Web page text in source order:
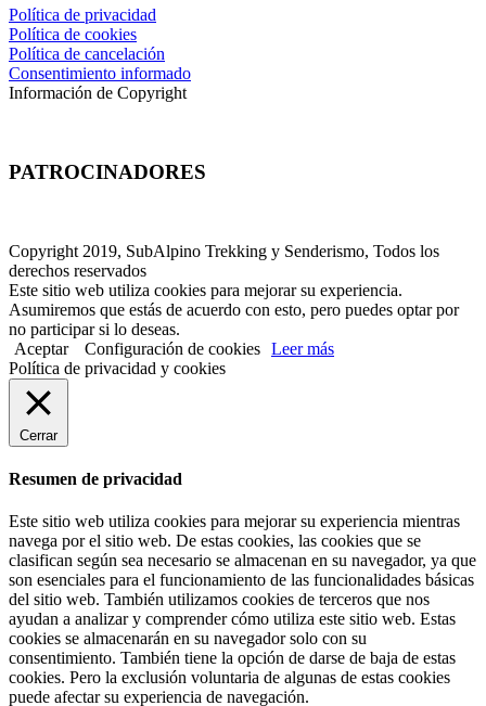
Política de privacidad
Política de cookies
Política de cancelación
Consentimiento informado
Información de Copyright
PATROCINADORES
Copyright 2019, SubAlpino Trekking y Senderismo, Todos los
derechos reservados
Este sitio web utiliza cookies para mejorar su experiencia.
Asumiremos que estás de acuerdo con esto, pero puedes optar por
no participar si lo deseas.
Aceptar
Configuración de cookies Leer más
Política de privacidad y cookies
Cerrar
Resumen de privacidad
Este sitio web utiliza cookies para mejorar su experiencia mientras
navega por el sitio web. De estas cookies, las cookies que se
clasifican según sea necesario se almacenan en su navegador, ya que
son esenciales para el funcionamiento de las funcionalidades básicas
del sitio web. También utilizamos cookies de terceros que nos
ayudan a analizar y comprender cómo utiliza este sitio web. Estas
cookies se almacenarán en su navegador solo con su
consentimiento. También tiene la opción de darse de baja de estas
cookies. Pero la exclusión voluntaria de algunas de estas cookies
puede afectar su experiencia de navegación.